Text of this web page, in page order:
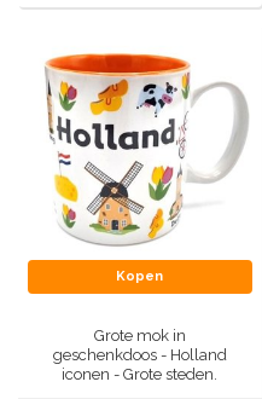
Kopen
Grote mok in
geschenkdoos - Holland
iconen - Grote steden.